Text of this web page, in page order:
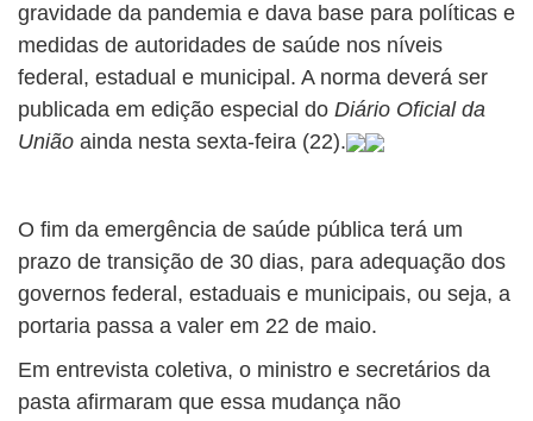
gravidade da pandemia e dava base para políticas e
medidas de autoridades de saúde nos níveis
federal, estadual e municipal. A norma deverá ser
publicada em edição especial do Diário Oficial da
União ainda nesta sexta-feira (22).
O fim da emergência de saúde pública terá um
prazo de transição de 30 dias, para adequação dos
governos federal, estaduais e municipais, ou seja, a
portaria passa a valer em 22 de maio.
Em entrevista coletiva, o ministro e secretários da
pasta afirmaram que essa mudança não